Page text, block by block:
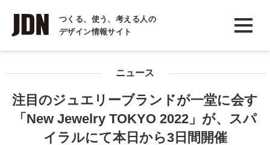
つくる、使う、考える人の
デザイン情報サイト
INTERVIEW
インタビュー
COLUMN
コラム
ニュース
注目のジュエリーブランドが一堂に会す
「New Jewelry TOKYO 2022」が、スパ
イラルにて本日から3日間開催